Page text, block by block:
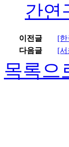
간연
이전글
[
다음글
[
목록으